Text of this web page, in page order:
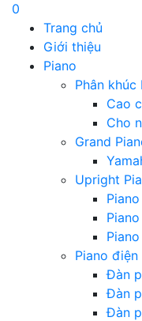
0
Trang chủ
Giới thiệu
Piano
Phân khúc
Cao
Cho
Grand
Upright
Piano điện
Đàn
Đàn
Đàn